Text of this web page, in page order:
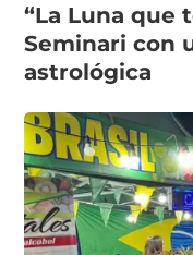
“La Luna que
Seminari con
astrológica